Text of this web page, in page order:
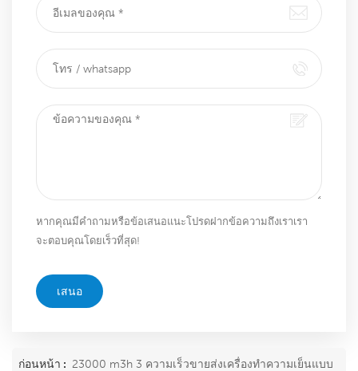
หากคุณมีคำถามหรือข้อเสนอแนะโปรดฝากข้อความถึงเราเรา
จะตอบคุณโดยเร็วที่สุด!
เสนอ
ก่อนหน้า : 23000 m3h 3 ความเร็วขายส่งเครื่องทำความเย็นแบบ